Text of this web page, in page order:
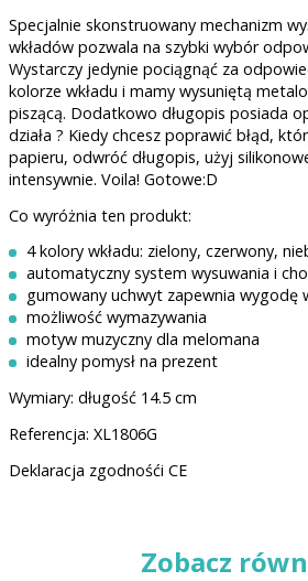
Specjalnie skonstruowany mechanizm
wkładów pozwala na szybki wybór
Wystarczy jedynie pociągnąć za
kolorze wkładu i mamy wysuniętą
piszącą. Dodatkowo długopis posiada
działa ? Kiedy chcesz poprawić błąd,
papieru, odwróć długopis, użyj
intensywnie. Voila! Gotowe:D
Co wyróżnia ten produkt:
4 kolory wkładu: zielony, czerwony,
automatyczny system wysuwania i
gumowany uchwyt zapewnia wygodę
możliwość wymazywania
motyw muzyczny dla melomana
idealny pomysł na prezent
Wymiary: długość 14.5 cm
Referencja: XL1806G
Deklaracja zgodnośći CE
Zobacz